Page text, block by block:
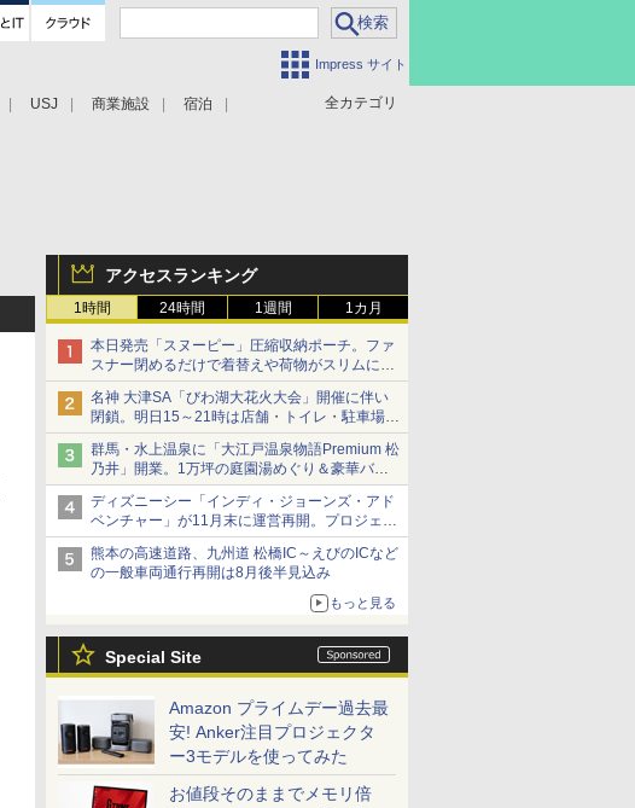
Impress サイト
全カテゴリ
USJ 商業施設 宿泊
アクセスランキング
1時間 24時間 1週間 1カ月
本日発売「スヌーピー」圧縮収納ポーチ。ファ
スナー閉めるだけで着替えや荷物がスリムにま
とまる
名神 大津SA「びわ湖大花火大会」開催に伴い
閉鎖。明日15～21時は店舗・トイレ・駐車場の
利用不可
群馬・水上温泉に「大江戸温泉物語Premium 松
乃井」開業。1万坪の庭園湯めぐり＆豪華バイ
キングを体験してきた！
ディズニーシー「インディ・ジョーンズ・アド
ベンチャー」が11月末に運営再開。プロジェク
ションマッピングを追加、DPAは1500円
熊本の高速道路、九州道 松橋IC～えびのICなど
の一般車両通行再開は8月後半見込み
もっと見る
Special Site
Amazon プライムデー過去最
安! Anker注目プロジェクタ
ー3モデルを使ってみた
お値段そのままでメモリ倍